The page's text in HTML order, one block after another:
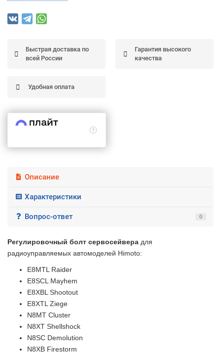
Быстрая доставка по
всей России
Гарантия высокого
качества
Удобная оплата
Описание
Характеристики
Вопрос-ответ 0
Регулировочный болт сервосейвера для
радиоуправляемых автомоделей Himoto:
E8MTL Raider
E8SCL Mayhem
E8XBL Shootout
E8XTL Ziege
N8MT Cluster
N8XT Shellshock
N8SC Demolution
N8XB Firestorm
75
6
8 (800) 100-05 85